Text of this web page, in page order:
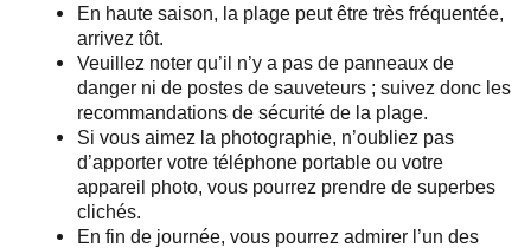
En haute saison, la plage peut être très fréquentée,
arrivez tôt.
Veuillez noter qu’il n’y a pas de panneaux de
danger ni de postes de sauveteurs ; suivez donc les
recommandations de sécurité de la plage.
Si vous aimez la photographie, n’oubliez pas
d’apporter votre téléphone portable ou votre
appareil photo, vous pourrez prendre de superbes
clichés.
En fin de journée, vous pourrez admirer l’un des